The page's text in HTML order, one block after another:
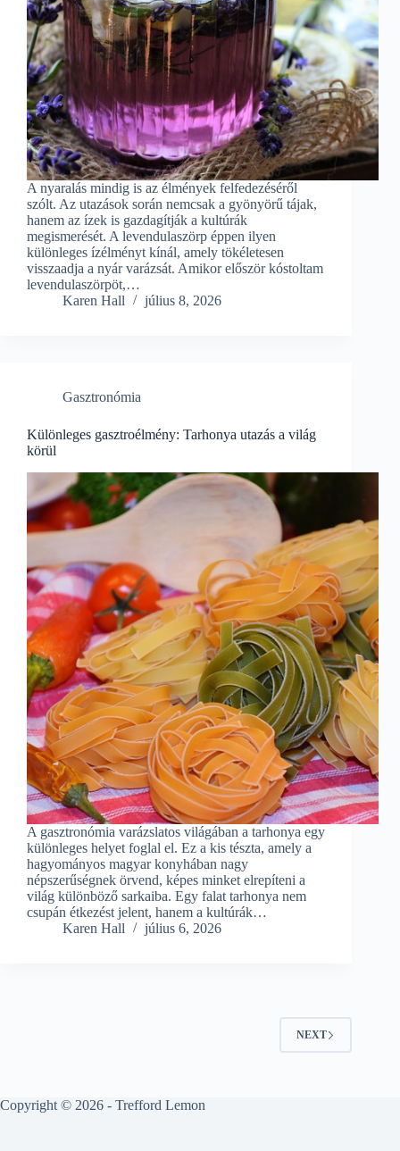
A nyaralás mindig is az élmények felfedezéséről
szólt. Az utazások során nemcsak a gyönyörű tájak,
hanem az ízek is gazdagítják a kultúrák
megismerését. A levendulaszörp éppen ilyen
különleges ízélményt kínál, amely tökéletesen
visszaadja a nyár varázsát. Amikor először kóstoltam
levendulaszörpöt,…
Karen Hall
július 8, 2026
Gasztronómia
Különleges gasztroélmény: Tarhonya utazás a világ
körül
A gasztronómia varázslatos világában a tarhonya egy
különleges helyet foglal el. Ez a kis tészta, amely a
hagyományos magyar konyhában nagy
népszerűségnek örvend, képes minket elrepíteni a
világ különböző sarkaiba. Egy falat tarhonya nem
csupán étkezést jelent, hanem a kultúrák…
Karen Hall
július 6, 2026
NEXT
Copyright © 2026 - Trefford Lemon